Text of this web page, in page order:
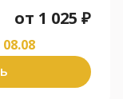
от 1 025 ₽